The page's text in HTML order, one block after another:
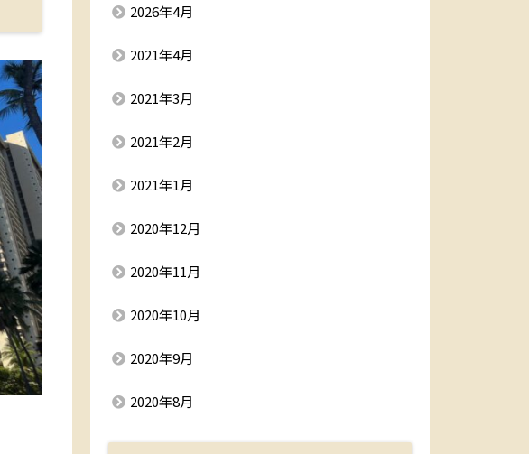
2026年4月
2021年4月
2021年3月
2021年2月
2021年1月
2020年12月
2020年11月
2020年10月
2020年9月
2020年8月